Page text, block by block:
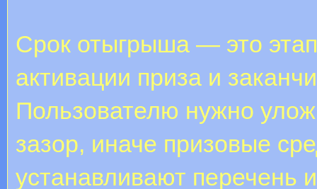
Срок отыгрыша — это
активации приза и
Пользователю нужно
зазор, иначе призовые
устанавливают перечень